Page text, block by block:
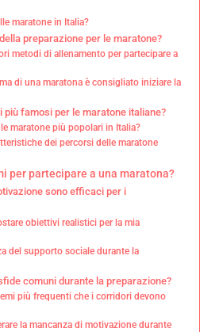
maratone in Italia?
preparazione per le maratone?
metodi di allenamento per partecipare a
di una maratona è consigliato iniziare la
più famosi per le maratone italiane?
maratone più popolari in Italia?
dei percorsi delle maratone
per partecipare a una maratona?
sono efficaci per i
obiettivi realistici per la mia
del supporto sociale durante la
comuni durante la preparazione?
più frequenti che i corridori devono
la mancanza di motivazione durante